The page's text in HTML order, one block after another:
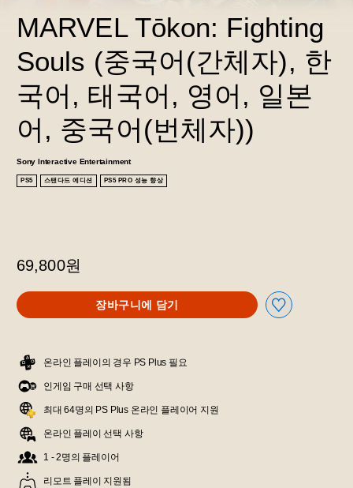
MARVEL Tōkon: Fighting
Souls (중국어(간체자), 한
국어, 태국어, 영어, 일본
어, 중국어(번체자))
Sony Interactive Entertainment
PS5 스탠다드 에디션 PS5 PRO 성능 향상
69,800원
장바구니에 담기
온라인 플레이의 경우 PS Plus 필요
인게임 구매 선택 사항
최대 64명의 PS Plus 온라인 플레이어 지원
온라인 플레이 선택 사항
1 - 2명의 플레이어
리모트 플레이 지원됨